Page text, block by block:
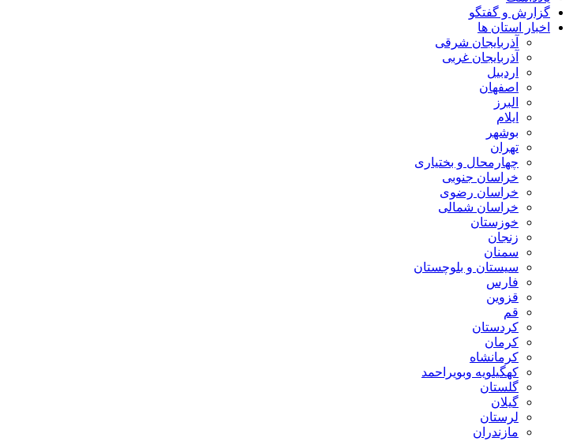
گزارش و گفتگو
اخبار استان ها
آذربایجان شرقی
آذربایجان غربی
اردبیل
اصفهان
البرز
ایلام
بوشهر
تهران
چهارمحال و بختیاری
خراسان جنوبی
خراسان رضوی
خراسان شمالی
خوزستان
زنجان
سمنان
سیستان و بلوچستان
فارس
قزوین
قم
کردستان
کرمان
کرمانشاه
کهگیلویه وبویراحمد
گلستان
گیلان
لرستان
مازندران